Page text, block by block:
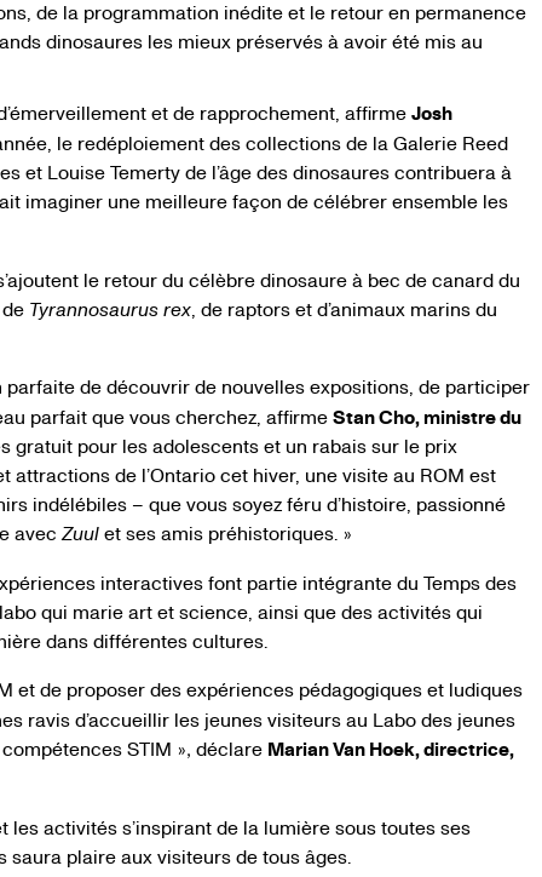
de la programmation inédite et le retour en permanence
dinosaures les mieux préservés à avoir été mis au
et de rapprochement, affirme Josh
le redéploiement des collections de la Galerie Reed
et Louise Temerty de l’âge des dinosaures contribuera à
imaginer une meilleure façon de célébrer ensemble les
le retour du célèbre dinosaure à bec de canard du
Tyrannosaurus rex, de raptors et d’animaux marins du
parfaite de découvrir de nouvelles expositions, de participer
parfait que vous cherchez, affirme Stan Cho, ministre du
gratuit pour les adolescents et un rabais sur le prix
attractions de l’Ontario cet hiver, une visite au ROM est
indélébiles – que vous soyez féru d’histoire, passionné
avecZuulet ses amis préhistoriques. »
interactives font partie intégrante du Temps des
qui marie art et science, ainsi que des activités qui
dans différentes cultures.
et de proposer des expériences pédagogiques et ludiques
ravis d’accueillir les jeunes visiteurs au Labo des jeunes
STIM », déclare Marian Van Hoek, directrice,
les activités s’inspirant de la lumière sous toutes ses
saura plaire aux visiteurs de tous âges.